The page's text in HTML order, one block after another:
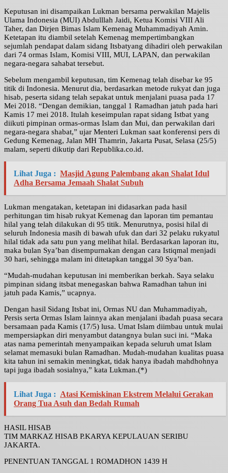
Keputusan ini disampaikan Lukman bersama perwakilan Majelis
Ulama Indonesia (MUI) Abdulllah Jaidi, Ketua Komisi VIII Ali
Taher, dan Dirjen Bimas Islam Kemenag Muhammadiyah Amin.
Ketetapan itu diambil setelah Kemenag mempertimbangkan
sejumlah pendapat dalam sidang Itsbatyang dihadiri oleh perwakilan
dari 74 ormas Islam, Komisi VIII, MUI, LAPAN, dan perwakilan
negara-negara sahabat tersebut.
Sebelum mengambil keputusan, tim Kemenag telah disebar ke 95
titik di Indonesia. Menurut dia, berdasarkan metode rukyat dan juga
hisab, peserta sidang telah sepakat untuk menjalani puasa pada 17
Mei 2018. “Dengan demikian, tanggal 1 Ramadhan jatuh pada hari
Kamis 17 mei 2018. Itulah keseimpulan rapat sidang Istbat yang
diikuti pimpinan ormas-ormas Islam dan Mui, dan perwakilan dari
negara-negara shabat,” ujar Menteri Lukman saat konferensi pers di
Gedung Kemenag, Jalan MH Thamrin, Jakarta Pusat, Selasa (25/5)
malam, seperti dikutip dari Republika.co.id.
Lihat Juga : Masjid Agung Palembang akan Shalat Idul
Adha Bersama Jemaah Shalat Subuh
Lukman mengatakan, ketetapan ini didasarkan pada hasil
perhitungan tim hisab rukyat Kemenag dan laporan tim pemantau
hilal yang telah dilakukan di 95 titik. Menurutnya, posisi hilal di
seluruh Indonesia masih di bawah ufuk dan dari 32 pelaku rukyatul
hilal tidak ada satu pun yang melihat hilal. Berdasarkan laporan itu,
maka bulan Sya’ban disempurnakan dengan cara Istiqmal menjadi
30 hari, sehingga malam ini ditetapkan tanggal 30 Sya’ban.
“Mudah-mudahan keputusan ini memberikan berkah. Saya selaku
pimpinan sidang itsbat menegaskan bahwa Ramadhan tahun ini
jatuh pada Kamis,” ucapnya.
Dengan hasil Sidang Itsbat ini, Ormas NU dan Muhammadiyah,
Persis serta Ormas Islam lainnya akan menjalani ibadah puasa secara
bersamaan pada Kamis (17/5) lusa. Umat Islam diimbau untuk mulai
mempersiapkan diri menyambut datangnya bulan suci ini. “Maka
atas nama pemerintah menyampaikan kepada seluruh umat Islam
selamat memasuki bulan Ramadhan. Mudah-mudahan kualitas puasa
kita tahun ini semakin meningkat, tidak hanya ibadah mahdhohnya
tapi juga ibadah sosialnya,” kata Lukman.(*)
Lihat Juga : Atasi Kemiskinan Ekstrem Melalui Gerakan
Orang Tua Asuh dan Bedah Rumah
HASIL HISAB
TIM MARKAZ HISAB P.KARYA KEPULAUAN SERIBU
JAKARTA.
PENENTUAN TANGGAL 1 ROMADHON 1439 H